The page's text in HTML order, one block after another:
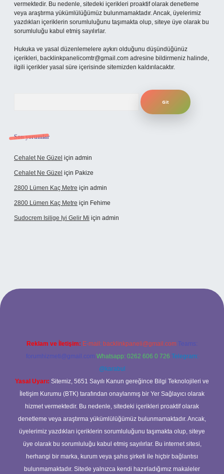
vermektedir. Bu nedenle, sitedeki içerikleri proaktif olarak denetleme
veya araştırma yükümlülüğümüz bulunmamaktadır. Ancak, üyelerimiz
yazdıkları içeriklerin sorumluluğunu taşımakta olup, siteye üye olarak bu
sorumluluğu kabul etmiş sayılırlar.
Hukuka ve yasal düzenlemelere aykırı olduğunu düşündüğünüz
içerikleri, backlinkpanelicomtr@gmail.com adresine bildirmeniz halinde,
ilgili içerikler yasal süre içerisinde sitemizden kaldırılacaktır.
Son yorumlar
Cehalet Ne Güzel için admin
Cehalet Ne Güzel için Pakize
2800 Lümen Kaç Metre için admin
2800 Lümen Kaç Metre için Fehime
Sudocrem Isilige Iyi Gelir Mi için admin
opera bet giriş
Reklam ve İletişim: E-mail: backlinkpaneli@gmail.com Teams:
forumhizmeti@gmail.com Whatsapp: 0262 606 0 726 Telegram:
@karabul
Yasal Uyarı: Sitemiz, 5651 Sayılı Kanun gereğince Bilgi Teknolojileri ve
İletişim Kurumu (BTK) tarafından onaylanmış bir Yer Sağlayıcı olarak
hizmet vermektedir. Bu nedenle, sitedeki içerikleri proaktif olarak
denetleme veya araştırma yükümlülüğümüz bulunmamaktadır. Ancak,
üyelerimiz yazdıkları içeriklerin sorumluluğunu taşımakta olup, siteye
üye olarak bu sorumluluğu kabul etmiş sayılırlar. Bu internet sitesi,
herhangi bir marka, kurum veya şahıs şirketi ile hiçbir bağlantısı
bulunmamaktadır. Sitede yalnızca kendi hazırladığımız makaleler